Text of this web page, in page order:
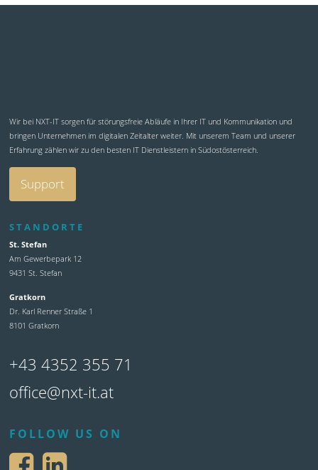
Wir bei NXT-IT sorgen für störungsfreie Abläufe in Ihrer IT und Kommunikation und
bringen Unternehmen im digitalen Zeitalter weiter. Mit unserem Team und unserer
Erfahrung zählen wir zu den besten IT Dienstleistern in Südostösterreich.
Support
STANDORTE
St. Stefan
Am Gewerbepark 12
9431 St. Stefan
Gratkorn
Dr. Karl Renner Straße 1
8101 Gratkorn
+43 4352 355 71
office@nxt-it.at
FOLLOW US ON